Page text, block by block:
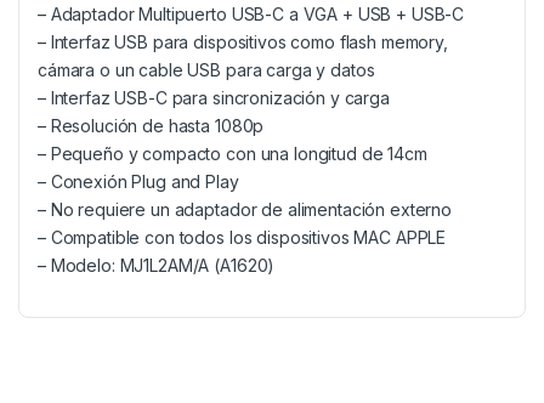
– Adaptador Multipuerto USB-C a VGA + USB + USB-C
– Interfaz USB para dispositivos como flash memory,
cámara o un cable USB para carga y datos
– Interfaz USB-C para sincronización y carga
– Resolución de hasta 1080p
– Pequeño y compacto con una longitud de 14cm
– Conexión Plug and Play
– No requiere un adaptador de alimentación externo
– Compatible con todos los dispositivos MAC APPLE
– Modelo: MJ1L2AM/A (A1620)